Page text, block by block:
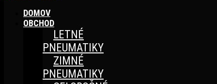
DOMOV
OBCHOD
LETNÉ
PNEUMATIKY
ZIMNÉ
PNEUMATIKY